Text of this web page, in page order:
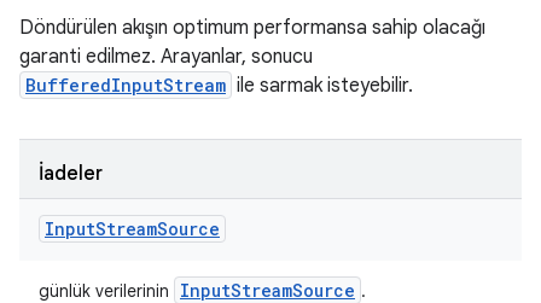
Döndürülen akışın optimum performansa sahip olacağı
garanti edilmez. Arayanlar, sonucu
BufferedInputStream ile sarmak isteyebilir.
İadeler
InputStreamSource
günlük verilerinin InputStreamSource .